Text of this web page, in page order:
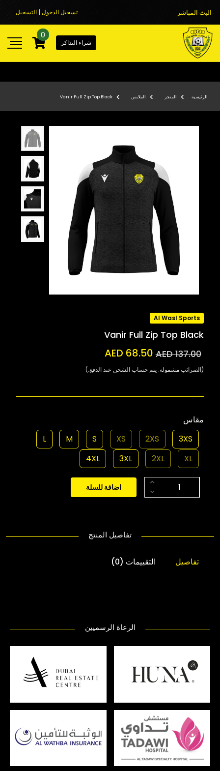
البث المباشر تسجيل الدخول | التسجيل
شراء التذاكر
0
الرئيسية المتجر الملابس Vanir Full Zip Top Black
Al Wasl Sports
Vanir Full Zip Top Black
AED 137.00
AED 68.50
(الضرائب مشمولة. يتم حساب الشحن عند الدفع.)
مقاس
3XS
2XS
XS
S
M
L
XL
2XL
3XL
4XL
اضافة للسلة
تفاصيل المنتج
تفاصيل التقييمات (0)
الرعاة الرسميين